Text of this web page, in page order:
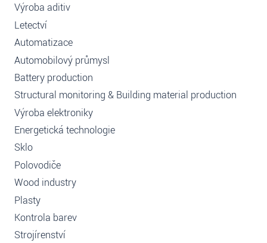
Výroba aditiv
Letectví
Automatizace
Automobilový průmysl
Battery production
Structural monitoring & Building material production
Výroba elektroniky
Energetická technologie
Sklo
Polovodiče
Wood industry
Plasty
Kontrola barev
Strojírenství